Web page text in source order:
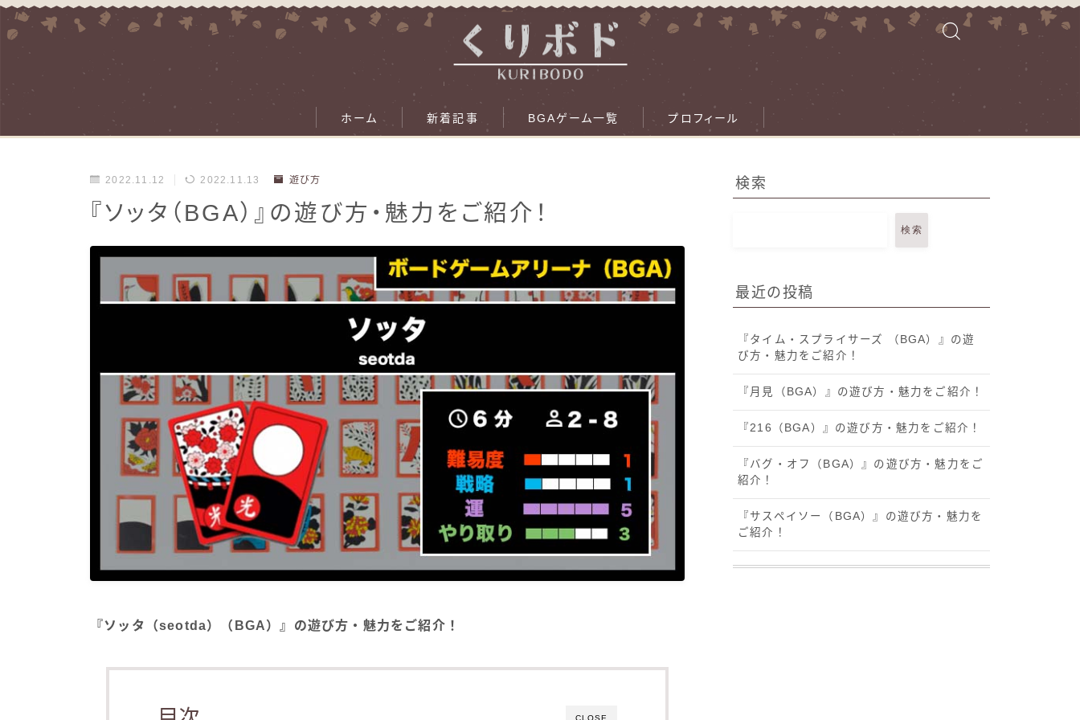
ホーム 新着記事 BGAゲーム一覧 プロフィール
2022.11.12 2022.11.13 遊び方
『ソッタ（BGA）』の遊び方・魅力をご紹介！
『ソッタ（seotda）（BGA）』の遊び方・魅力をご紹介！
CLOSE
検索
検索
最近の投稿
『タイム・スプライサーズ （BGA）』の遊
び方・魅力をご紹介！
『月見（BGA）』の遊び方・魅力をご紹介！
『216（BGA）』の遊び方・魅力をご紹介！
『バグ・オフ（BGA）』の遊び方・魅力をご
紹介！
『サスペイソー（BGA）』の遊び方・魅力を
ご紹介！